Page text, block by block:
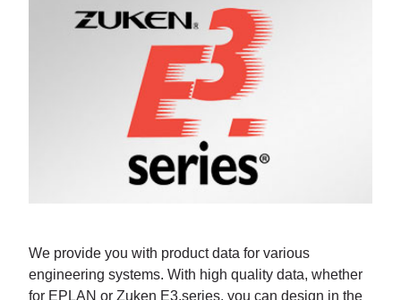
We provide you with product data for various
engineering systems. With high quality data, whether
for EPLAN or Zuken E3.series, you can design in the